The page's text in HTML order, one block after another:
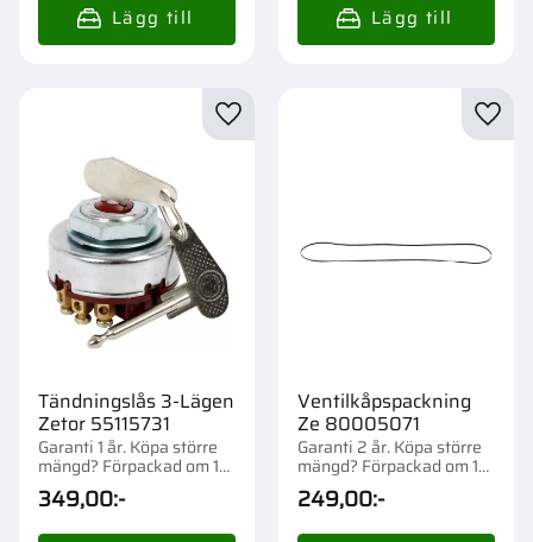
Tändningslås 3-Lägen
Zetor 55115731
Garanti 1 år. Köpa större
mängd? Förpackad om 1
st.
349,00:-
Lägg till i favoriter
Ventilkåpspackning
Ze 80005071
Garanti 2 år. Köpa större
mängd? Förpackad om 1
st.
249,00:-